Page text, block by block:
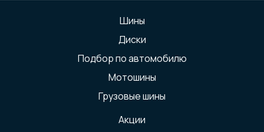
Шины
Диски
Подбор по автомобилю
Мотошины
Грузовые шины
Акции